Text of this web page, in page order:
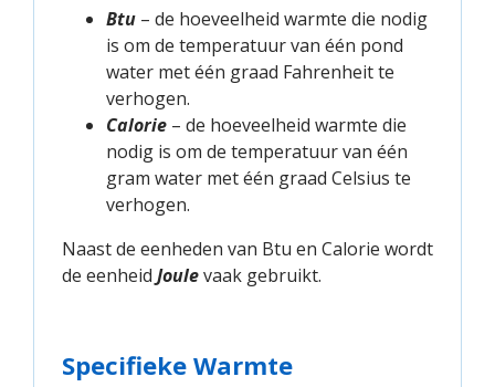
Btu – de hoeveelheid warmte die nodig
is om de temperatuur van één pond
water met één graad Fahrenheit te
verhogen.
Calorie – de hoeveelheid warmte die
nodig is om de temperatuur van één
gram water met één graad Celsius te
verhogen.
Naast de eenheden van Btu en Calorie wordt
de eenheid Joulevaak gebruikt.
Specifieke Warmte